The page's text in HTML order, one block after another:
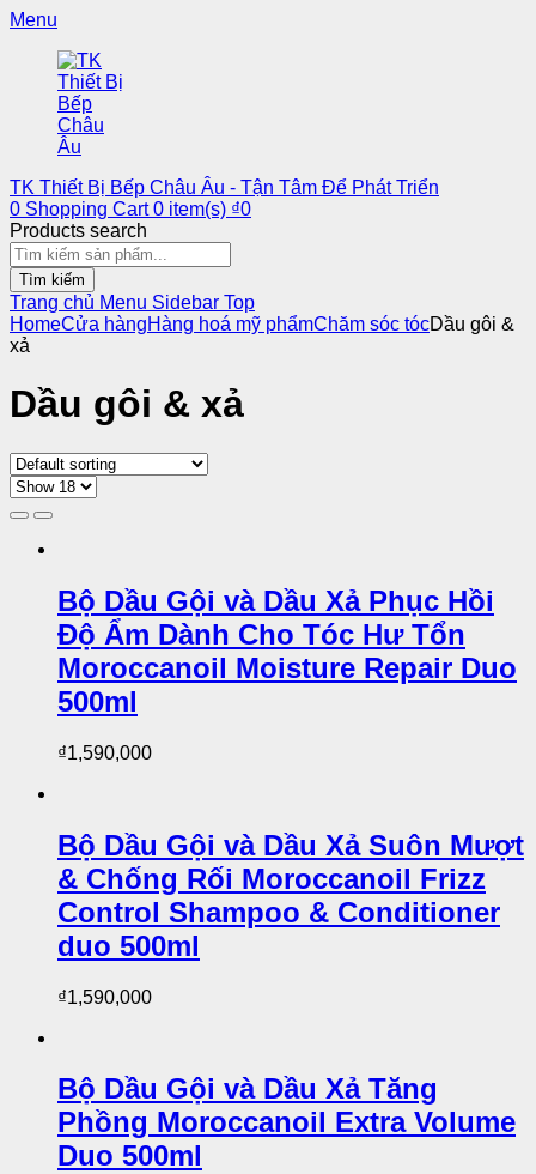
Menu
TK Thiết Bị Bếp Châu Âu - Tận Tâm Để Phát Triển
0 Shopping Cart 0 item(s) ₫0
Products search
Tìm kiếm
Trang chủ Menu Sidebar Top
HomeCửa hàngHàng hoá mỹ phẩmChăm sóc tócDầu gôi &
xả
Dầu gôi & xả
Bộ Dầu Gội và Dầu Xả Phục Hồi
Độ Ẩm Dành Cho Tóc Hư Tổn
Moroccanoil Moisture Repair Duo
500ml
₫1,590,000
Bộ Dầu Gội và Dầu Xả Suôn Mượt
& Chống Rối Moroccanoil Frizz
Control Shampoo & Conditioner
duo 500ml
₫1,590,000
Bộ Dầu Gội và Dầu Xả Tăng
Phồng Moroccanoil Extra Volume
Duo 500ml